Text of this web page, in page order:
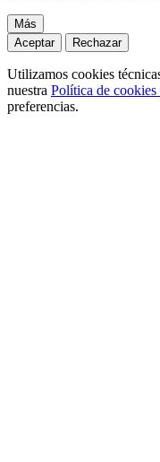
Más
Aceptar
Rechazar
Utilizamos cookies
nuestra Política de cookies
preferencias.